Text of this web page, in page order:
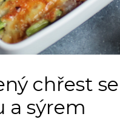
chřest se
a sýrem